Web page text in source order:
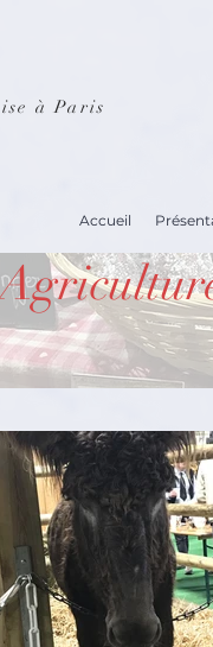
à Paris
Accueil